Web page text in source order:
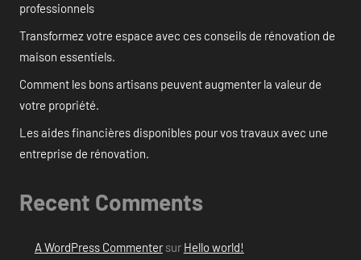
professionnels
Transformez votre espace avec ces conseils de rénovation de
maison essentiels.
Comment les bons artisans peuvent augmenter la valeur de
votre propriété.
Les aides financières disponibles pour vos travaux avec une
entreprise de rénovation.
Recent Comments
A WordPress Commentersur Hello world!